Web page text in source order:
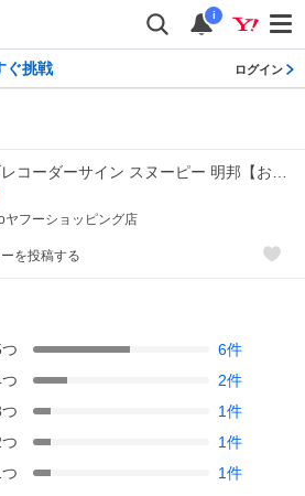
i
ぐ挑戦 ログイン
ヤフーショッピング店
を投稿する
つ 6件
つ 2件
つ 1件
つ 1件
つ 1件